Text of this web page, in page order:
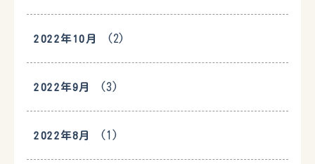
2022年10月 (2)
2022年9月 (3)
2022年8月 (1)